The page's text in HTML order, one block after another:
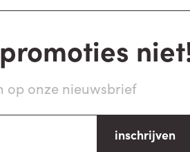
op onze nieuwsbrief
inschrijven